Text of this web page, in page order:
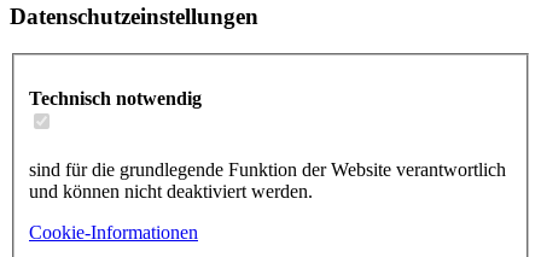
Datenschutzeinstellungen
Technisch notwendig
sind für die grundlegende Funktion der Website verantwortlich
und können nicht deaktiviert werden.
Cookie-Informationen